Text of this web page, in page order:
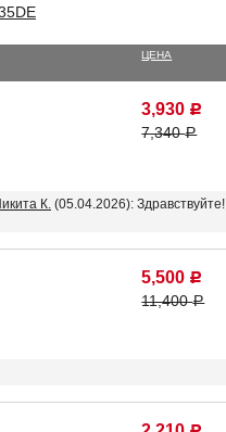
ЦЕНА
3,930 Р
7,340Р
К. (05.04.2026): Здравствуйте!
5,500 Р
11,400Р